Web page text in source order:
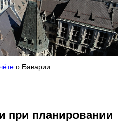
о Баварии.
при планировании